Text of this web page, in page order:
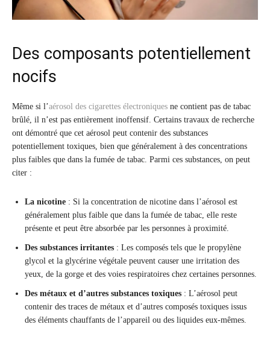
Des composants potentiellement
nocifs
Même si l’aérosol des cigarettes électroniques ne contient pas de tabac
brûlé, il n’est pas entièrement inoffensif. Certains travaux de recherche
ont démontré que cet aérosol peut contenir des substances
potentiellement toxiques, bien que généralement à des concentrations
plus faibles que dans la fumée de tabac. Parmi ces substances, on peut
citer :
La nicotine : Si la concentration de nicotine dans l’aérosol est
généralement plus faible que dans la fumée de tabac, elle reste
présente et peut être absorbée par les personnes à proximité.
Des substances irritantes : Les composés tels que le propylène
glycol et la glycérine végétale peuvent causer une irritation des
yeux, de la gorge et des voies respiratoires chez certaines personnes.
Des métaux et d’autres substances toxiques : L’aérosol peut
contenir des traces de métaux et d’autres composés toxiques issus
des éléments chauffants de l’appareil ou des liquides eux-mêmes.